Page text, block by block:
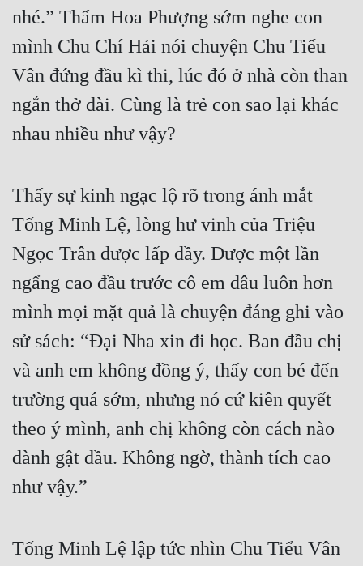
nhé.” Thẩm Hoa Phượng sớm nghe con
mình Chu Chí Hải nói chuyện Chu Tiểu
Vân đứng đầu kì thi, lúc đó ở nhà còn than
ngắn thở dài. Cùng là trẻ con sao lại khác
nhau nhiều như vậy?
Thấy sự kinh ngạc lộ rõ trong ánh mắt
Tống Minh Lệ, lòng hư vinh của Triệu
Ngọc Trân được lấp đầy. Được một lần
ngẩng cao đầu trước cô em dâu luôn hơn
mình mọi mặt quả là chuyện đáng ghi vào
sử sách: “Đại Nha xin đi học. Ban đầu chị
và anh em không đồng ý, thấy con bé đến
trường quá sớm, nhưng nó cứ kiên quyết
theo ý mình, anh chị không còn cách nào
đành gật đầu. Không ngờ, thành tích cao
như vậy.”
Tống Minh Lệ lập tức nhìn Chu Tiểu Vân